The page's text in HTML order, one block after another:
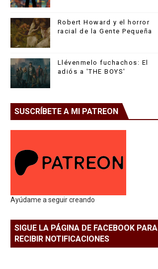
Robert Howard y el horror
racial de la Gente Pequeña
Llévenmelo fuchachos: El
adiós a 'THE BOYS'
SUSCRÍBETE A MI PATREON
Ayúdame a seguir creando
SIGUE LA PÁGINA DE FACEBOOK PARA
RECIBIR NOTIFICACIONES